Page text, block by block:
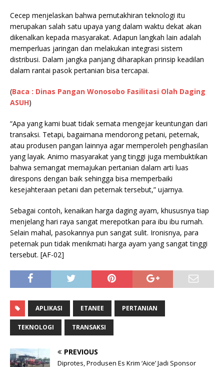
Cecep menjelaskan bahwa pemutakhiran teknologi itu
merupakan salah satu upaya yang dalam waktu dekat akan
dikenalkan kepada masyarakat. Adapun langkah lain adalah
memperluas jaringan dan melakukan integrasi sistem
distribusi. Dalam jangka panjang diharapkan prinsip keadilan
dalam rantai pasok pertanian bisa tercapai.
(Baca : Dinas Pangan Wonosobo Fasilitasi Olah Daging
ASUH)
“Apa yang kami buat tidak semata mengejar keuntungan dari
transaksi. Tetapi, bagaimana mendorong petani, peternak,
atau produsen pangan lainnya agar memperoleh penghasilan
yang layak. Animo masyarakat yang tinggi juga membuktikan
bahwa semangat memajukan pertanian dalam arti luas
direspons dengan baik sehingga bisa memperbaiki
kesejahteraan petani dan peternak tersebut,” ujarnya.
Sebagai contoh, kenaikan harga daging ayam, khususnya tiap
menjelang hari raya sangat merepotkan para ibu ibu rumah.
Selain mahal, pasokannya pun sangat sulit. Ironisnya, para
peternak pun tidak menikmati harga ayam yang sangat tinggi
tersebut. [AF-02]
APLIKASI ETANEE PERTANIAN
TEKNOLOGI TRANSAKSI
PREVIOUS
Diprotes, Produsen Es Krim ‘Aice’ Jadi Sponsor